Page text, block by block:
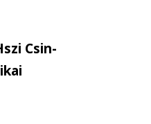
Csin-